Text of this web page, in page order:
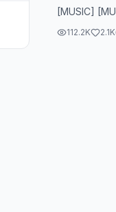
mère
#famille
[MUSIC]
112.2K 2.1K